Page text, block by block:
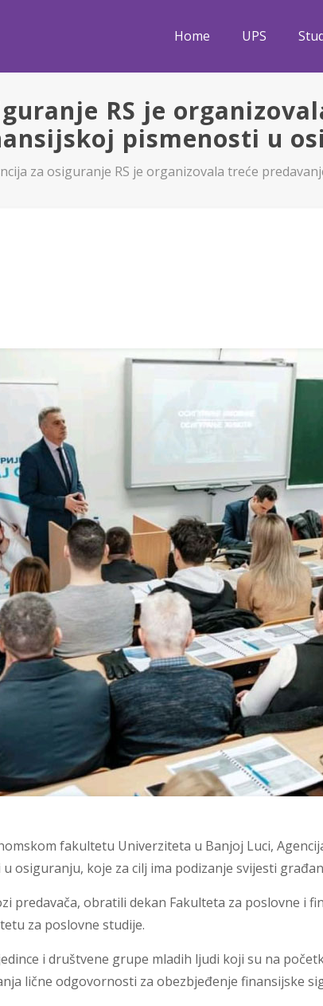
Home UPS
RS je
pismenosti u
za osiguranje RS je organizovala treće
fakultetu Univerziteta u Banjoj Luci,
osiguranju, koje za cilj ima podizanje svijesti
predavača, obratili dekan Fakulteta za poslovne i
za poslovne studije.
i društvene grupe mladih ljudi koji su na
lične odgovornosti za obezbjeđenje finansijske